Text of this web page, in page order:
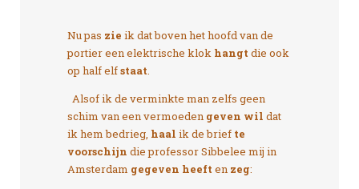
Nu pas zie ik dat boven het hoofd van de
portier een elektrische klok hangt die ook
op half elfstaat.
Alsof ik de verminkte man zelfs geen
schim van een vermoeden geven wil dat
ik hem bedrieg, haal ik de brief te
voorschijn die professor Sibbelee mij in
Amsterdam gegeven heeft en zeg: